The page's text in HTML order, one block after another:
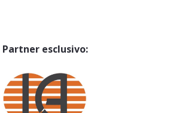
Partner esclusivo: